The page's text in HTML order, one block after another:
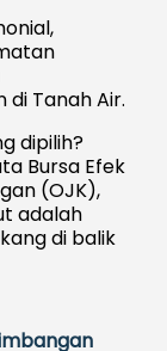
Tanah Air.
dipilih?
Bursa Efek
(OJK),
adalah
di balik